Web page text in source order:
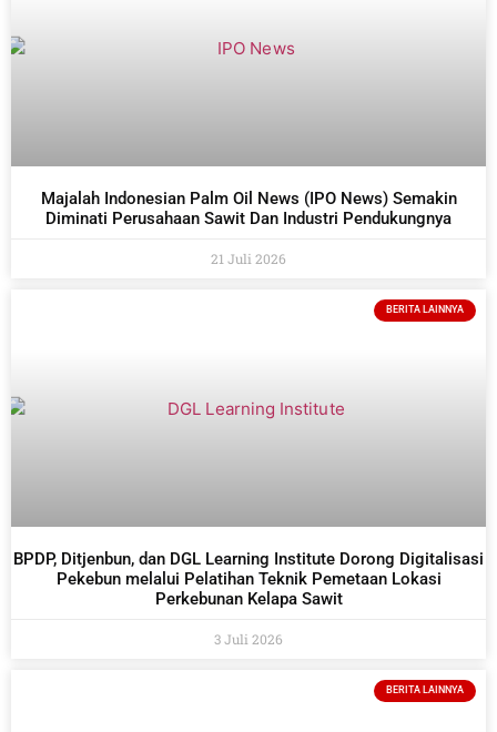
Majalah Indonesian Palm Oil News (IPO News) Semakin
Diminati Perusahaan Sawit Dan Industri Pendukungnya
21 Juli 2026
BERITA LAINNYA
BPDP, Ditjenbun, dan DGL Learning Institute Dorong Digitalisasi
Pekebun melalui Pelatihan Teknik Pemetaan Lokasi
Perkebunan Kelapa Sawit
3 Juli 2026
BERITA LAINNYA